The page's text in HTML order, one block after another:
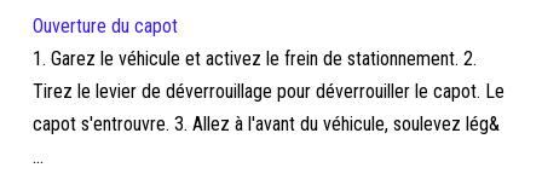
Ouverture du capot
1. Garez le véhicule et activez le frein de stationnement. 2.
Tirez le levier de déverrouillage pour déverrouiller le capot. Le
capot s'entrouvre. 3. Allez à l'avant du véhicule, soulevez lég&
...